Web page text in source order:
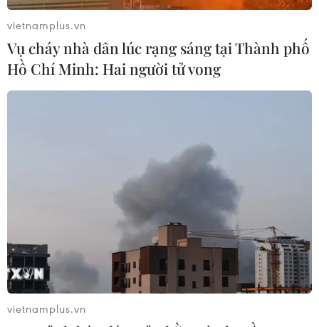
Canada thu hút hàng vạn người
04/12/2017 08:30
Đoàn diễu hành đi qua nhiều đường phố tại Vancouver
khiến thành phố nằm ở bờ biển phía Tây của Canada
này thêm ấm áp với nhiều tiết mục nghệ thuật đặc sắc.
vietnamplus.vn
Vụ cháy nhà dân lúc rạng sáng tại Thành phố
Hồ Chí Minh: Hai người tử vong
vietnamplus.vn